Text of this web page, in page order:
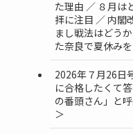
た理由 ／ ８月は
拝に注目 ／ 内閣
まし戦法はどう
た奈良で夏休み
2026年７月26日
に合格したくて
の番頭さん」と
＞